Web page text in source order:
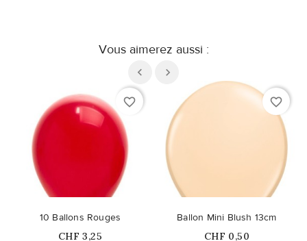
Vous aimerez aussi :
favorite_border
10 Ballons Rouges
Prix
CHF 3,25
favorite_border
Ballon Mini Blush 13cm
Prix
CHF 0,50